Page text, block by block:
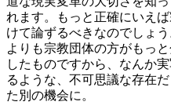
れます。もっと正確にいえ
けて論ずるべきなのでしょ
よりも宗教団体の方がもっ
したものですから、なんか
るような、不可思議な存在
た別の機会に。